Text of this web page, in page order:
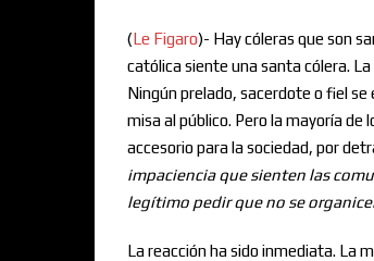
(Le Figaro)- Hay cóleras que son
católica siente una santa cólera.
Ningún prelado, sacerdote o fiel
misa al público. Pero la mayoría
accesorio para la sociedad, por
impaciencia que sienten las
legítimo pedir que no se
La reacción ha sido inmediata. La